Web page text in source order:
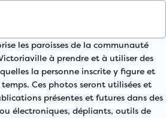
les paroisses de la communauté
à prendre et à utiliser des
la personne inscrite y figure et
Ces photos seront utilisées et
présentes et futures dans des
électroniques, dépliants, outils de